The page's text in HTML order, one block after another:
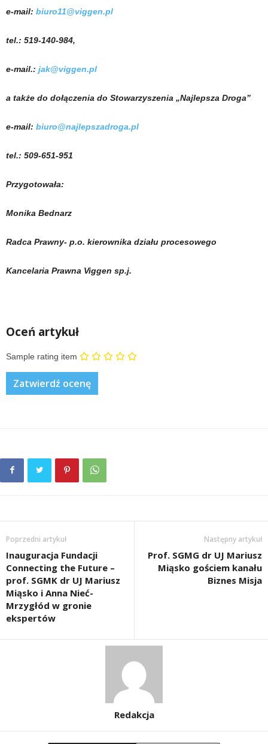
e-mail: biuro11@viggen.pl
tel.: 519-140-984,
e-mail.: jak@viggen.pl
a także do dołączenia do Stowarzyszenia „Najlepsza Droga”
e-mail: biuro@najlepszadroga.pl
tel.: 509-651-951
Przygotowała:
Monika Bednarz
Radca Prawny- p.o. kierownika działu procesowego
Kancelaria Prawna Viggen sp.j.
Oceń artykuł
Sample rating item
Poprzedni artykuł
Inauguracja Fundacji
Connecting the Future –
prof. SGMK dr UJ Mariusz
Miąsko i Anna Nieć-
Mrzygłód w gronie
ekspertów
Następny artykuł
Prof. SGMG dr UJ Mariusz
Miąsko gościem kanału
Biznes Misja
Redakcja